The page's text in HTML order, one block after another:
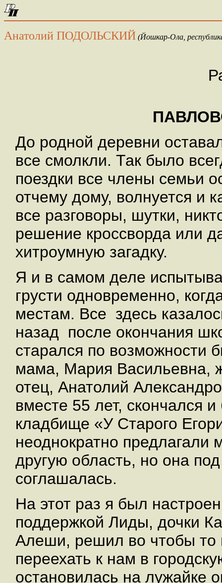
Анатолий ПОДОЛЬСКИЙ (Йошкар-Ола,
До родной деревни
все смолкли. Так было
поездки все члены семьи
отчему дому, волнуется и
все разговоры, шутки,
решение кроссворда или
хитроумную загадку.
Я и в самом деле
грусти одновременно,
местам. Все здесь
назад после окончания
старался по возможности
мама, Мария Васильевна,
отец, Анатолий
вместе 55 лет, скончался
кладбище «У Старого
неоднократно
другую область, но она
соглашалась.
На этот раз я был
поддержкой Лиды, дочки
Алеши, решил во чтобы то
переехать к нам в
остановилась на лужайке